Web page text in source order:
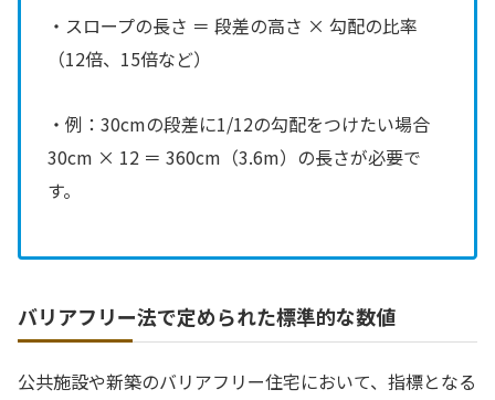
・スロープの長さ ＝ 段差の高さ × 勾配の比率
（12倍、15倍など）
・例：30cmの段差に1/12の勾配をつけたい場合
30cm × 12 ＝ 360cm（3.6m）の長さが必要で
す。
バリアフリー法で定められた標準的な数値
公共施設や新築のバリアフリー住宅において、指標となる